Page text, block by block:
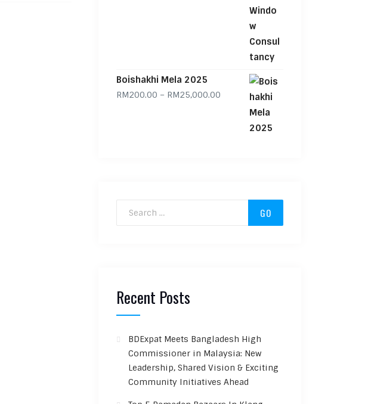
Boishakhi Mela 2025
RM200.00 – RM25,000.00 Price range: RM200.00 through
Recent Posts
BDExpat Meets Bangladesh High
Commissioner in Malaysia: New
Leadership, Shared Vision & Exciting
Community Initiatives Ahead